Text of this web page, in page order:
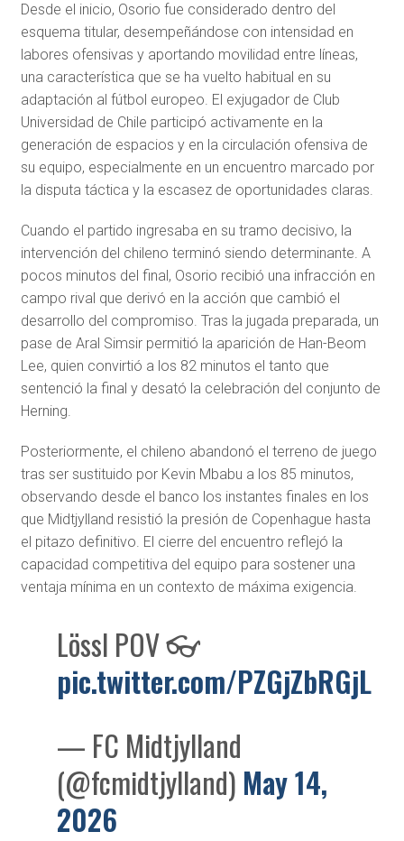
Desde el inicio, Osorio fue considerado dentro del
esquema titular, desempeñándose con intensidad en
labores ofensivas y aportando movilidad entre líneas,
una característica que se ha vuelto habitual en su
adaptación al fútbol europeo. El exjugador de Club
Universidad de Chile participó activamente en la
generación de espacios y en la circulación ofensiva de
su equipo, especialmente en un encuentro marcado por
la disputa táctica y la escasez de oportunidades claras.
Cuando el partido ingresaba en su tramo decisivo, la
intervención del chileno terminó siendo determinante. A
pocos minutos del final, Osorio recibió una infracción en
campo rival que derivó en la acción que cambió el
desarrollo del compromiso. Tras la jugada preparada, un
pase de Aral Simsirpermitió la aparición de Han-Beom
Lee, quien convirtió a los 82 minutos el tanto que
sentenció la final y desató la celebración del conjunto de
Herning.
Posteriormente, el chileno abandonó el terreno de juego
tras ser sustituido por Kevin Mbabu a los 85 minutos,
observando desde el banco los instantes finales en los
que Midtjylland resistió la presión de Copenhague hasta
el pitazo definitivo. El cierre del encuentro reflejó la
capacidad competitiva del equipo para sostener una
ventaja mínima en un contexto de máxima exigencia.
Lössl POV 👓
pic.twitter.com/PZGjZbRGjL
— FC Midtjylland
(@fcmidtjylland) May 14,
2026